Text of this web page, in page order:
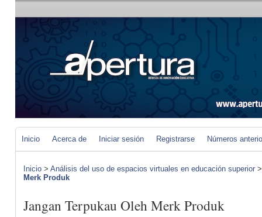
Inicio Acerca de Iniciar sesión Registrarse Números
Inicio > Análisis del uso de espacios virtuales en educación superior
Merk Produk
Jangan Terpukau Oleh Merk Produk